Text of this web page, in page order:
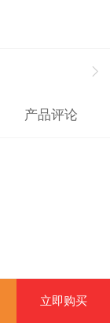
产品评论
立即购买